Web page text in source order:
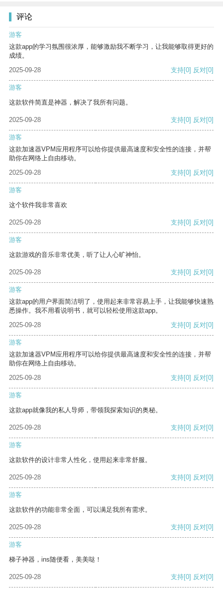
评论
游客
这款app的学习氛围很浓厚，能够激励我不断学习，让我能够取得更好的
成绩。
2025-09-28
支持[0] 反对[0]
游客
这款软件简直是神器，解决了我所有问题。
2025-09-28 支持[0] 反对[0]
游客
这款加速器VPM应用程序可以给你提供最高速度和安全性的连接，并帮
助你在网络上自由移动。
2025-09-28
支持[0] 反对[0]
游客
这个软件我非常喜欢
2025-09-28 支持[0] 反对[0]
游客
这款游戏的音乐非常优美，听了让人心旷神怡。
2025-09-28 支持[0] 反对[0]
游客
这款app的用户界面简洁明了，使用起来非常容易上手，让我能够快速熟
悉操作。我不用看说明书，就可以轻松使用这款app。
2025-09-28
支持[0] 反对[0]
游客
这款加速器VPM应用程序可以给你提供最高速度和安全性的连接，并帮
助你在网络上自由移动。
2025-09-28
支持[0] 反对[0]
游客
这款app就像我的私人导师，带领我探索知识的奥秘。
2025-09-28 支持[0] 反对[0]
游客
这款软件的设计非常人性化，使用起来非常舒服。
2025-09-28 支持[0] 反对[0]
游客
这款软件的功能非常全面，可以满足我所有需求。
2025-09-28 支持[0] 反对[0]
游客
梯子神器，ins随便看，美美哒！
2025-09-28 支持[0] 反对[0]